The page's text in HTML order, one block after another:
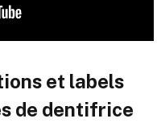
et labels
de dentifrice